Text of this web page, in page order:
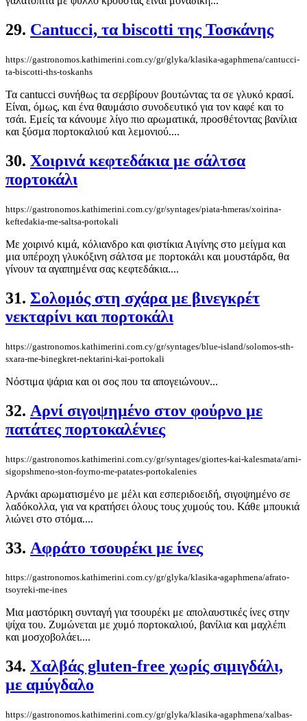
29. Cantucci, τα biscotti της Τοσκάνης
https://gastronomos.kathimerini.com.cy/gr/glyka/klasika-agaphmena/cantucci-
ta-biscotti-ths-toskanhs
Τα cantucci συνήθως τα σερβίρουν βουτώντας τα σε γλυκό κρασί.
Είναι, όμως, και ένα θαυμάσιο συνοδευτικό για τον καφέ και το
τσάι. Εμείς τα κάνουμε λίγο πιο αρωματικά, προσθέτοντας βανίλια
και ξύσμα πορτοκαλιού και λεμονιού....
30. Χοιρινά κεφτεδάκια με σάλτσα
πορτοκάλι
https://gastronomos.kathimerini.com.cy/gr/syntages/piata-hmeras/xoirina-
keftedakia-me-saltsa-portokali
Με χοιρινό κιμά, κόλιανδρο και φιστίκια Αιγίνης στο μείγμα και
μια υπέροχη γλυκόξινη σάλτσα με πορτοκάλι και μουστάρδα, θα
γίνουν τα αγαπημένα σας κεφτεδάκια....
31. Σολομός στη σχάρα με βινεγκρέτ
νεκταρίνι και πορτοκάλι
https://gastronomos.kathimerini.com.cy/gr/syntages/blue-island/solomos-sth-
sxara-me-binegkret-nektarini-kai-portokali
Νόστιμα ψάρια και οι σος που τα απογειώνουν...
32. Αρνί σιγοψημένο στον φούρνο με
πατάτες πορτοκαλένιες
https://gastronomos.kathimerini.com.cy/gr/syntages/giortes-kai-kalesmata/arni-
sigopshmeno-ston-foyrno-me-patates-portokalenies
Αρνάκι αρωματισμένο με μέλι και εσπεριδοειδή, σιγοψημένο σε
λαδόκολλα, για να κρατήσει όλους τους χυμούς του. Κάθε μπουκιά
λιώνει στο στόμα....
33. Αφράτο τσουρέκι με ίνες
https://gastronomos.kathimerini.com.cy/gr/glyka/klasika-agaphmena/afrato-
tsoyreki-me-ines
Μια μαστόρικη συνταγή για τσουρέκι με απολαυστικές ίνες στην
ψίχα του. Ζυμώνεται με χυμό πορτοκαλιού, βανίλια και μαχλέπι
και μοσχοβολάει....
34. Χαλβάς gluten-free χωρίς σιμιγδάλι,
με αμύγδαλο
https://gastronomos.kathimerini.com.cy/gr/glyka/klasika-agaphmena/xalbas-